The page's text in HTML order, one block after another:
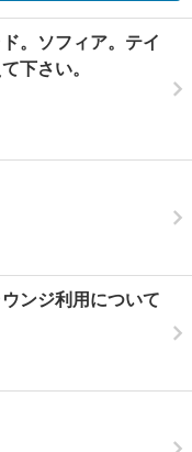
。ソフィア。テイ
下さい。
ンジ利用について